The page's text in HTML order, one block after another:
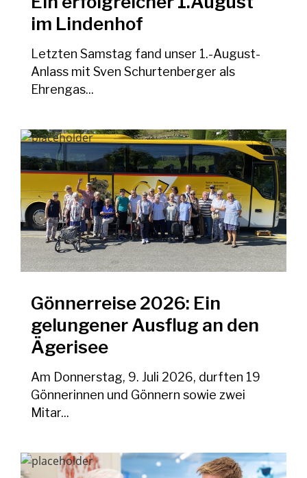
im Lindenhof
Letzten Samstag fand unser 1.-August-
Anlass mit Sven Schurtenberger als
Ehrengas...
Gönnerreise 2026: Ein
gelungener Ausflug an den
Ägerisee
Am Donnerstag, 9. Juli 2026, durften 19
Gönnerinnen und Gönnern sowie zwei
Mitar...